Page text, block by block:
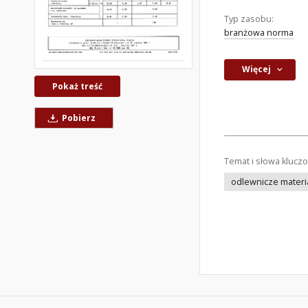
Pokaż treść
Pobierz
Typ zasobu:
branżowa norma
Więcej
Temat i słowa
odlewnicze